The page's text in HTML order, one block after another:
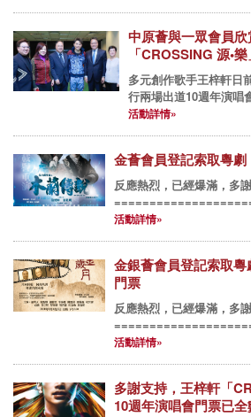
中原薈與一眾會員
「CROSSING 源•
多元創作歌手王梓軒日
行兩場出道10週年演唱
中原薈作為贊助商之一
活動詳情»
金薈會員登記索取粵
反應熱烈，已經爆滿，多
籌備兩年，「青年同行基
活動詳情»
金銀薈會員登記索取粵
門票
反應熱烈，已經爆滿，多
粵劇現已被聯合國教科文
活動詳情»
多謝支持，王梓軒「
10週年演唱會門票已